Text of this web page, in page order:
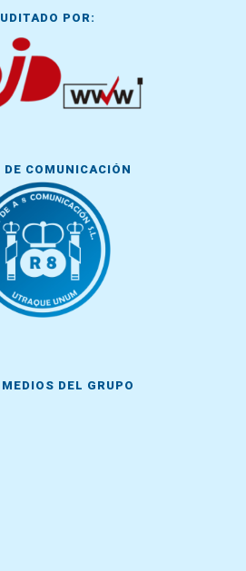
POR:
DE COMUNICACIÓN
DEL GRUPO